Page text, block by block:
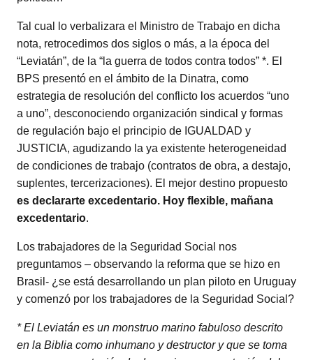
Tal cual lo verbalizara el Ministro de Trabajo en dicha
nota, retrocedimos dos siglos o más, a la época del
“Leviatán”, de la “la guerra de todos contra todos” *. El
BPS presentó en el ámbito de la Dinatra, como
estrategia de resolución del conflicto los acuerdos “uno
a uno”, desconociendo organización sindical y formas
de regulación bajo el principio de IGUALDAD y
JUSTICIA, agudizando la ya existente heterogeneidad
de condiciones de trabajo (contratos de obra, a destajo,
suplentes, tercerizaciones). El mejor destino propuesto
es declararte excedentario. Hoy flexible, mañana
excedentario.
Los trabajadores de la Seguridad Social nos
preguntamos – observando la reforma que se hizo en
Brasil- ¿se está desarrollando un plan piloto en Uruguay
y comenzó por los trabajadores de la Seguridad Social?
* El Leviatán es un monstruo marino fabuloso descrito
en la Biblia como inhumano y destructor y que se toma